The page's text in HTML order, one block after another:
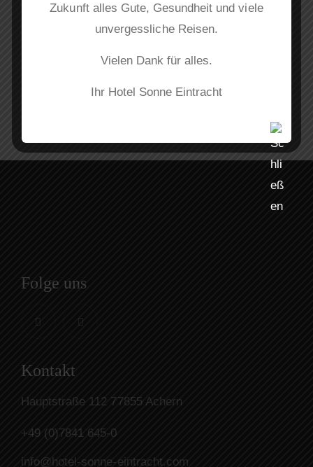
Keine Kategorien
Folge uns
Kontakt
Hauptstraße 112 77855 Achern
+49 (0)7841 645-0
info@hotel-sonne-eintracht.com
Zukunft alles Gute, Gesundheit und viele
unvergessliche Reisen.
Vielen Dank für alles.
Ihr Hotel Sonne Eintracht